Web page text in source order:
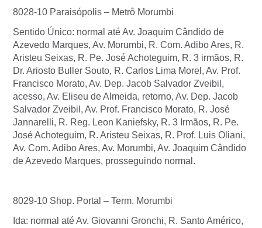
8028-10 Paraisópolis – Metrô Morumbi
Sentido Único: normal até Av. Joaquim Cândido de
Azevedo Marques, Av. Morumbi, R. Com. Adibo Ares, R.
Aristeu Seixas, R. Pe. José Achoteguim, R. 3 irmãos, R.
Dr. Ariosto Buller Souto, R. Carlos Lima Morel, Av. Prof.
Francisco Morato, Av. Dep. Jacob Salvador Zveibil,
acesso, Av. Eliseu de Almeida, retorno, Av. Dep. Jacob
Salvador Zveibil, Av. Prof. Francisco Morato, R. José
Jannarelli, R. Reg. Leon Kaniefsky, R. 3 Irmãos, R. Pe.
José Achoteguim, R. Aristeu Seixas, R. Prof. Luis Oliani,
Av. Com. Adibo Ares, Av. Morumbi, Av. Joaquim Cândido
de Azevedo Marques, prosseguindo normal.
8029-10 Shop. Portal – Term. Morumbi
Ida: normal até Av. Giovanni Gronchi, R. Santo Américo,